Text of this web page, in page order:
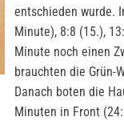
entschieden wurde.
Minute), 8:8 (15.),
Minute noch einen
brauchten die Grün-
Danach boten die
Minuten in Front